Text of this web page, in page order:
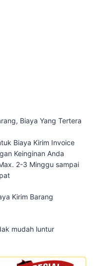
Biaya Yang Tertera
Biaya Kirim Invoice
Keinginan Anda
2-3 Minggu sampai
Kirim Barang
mudah luntur